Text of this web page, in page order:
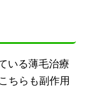
いる薄毛治療
ちらも副作用